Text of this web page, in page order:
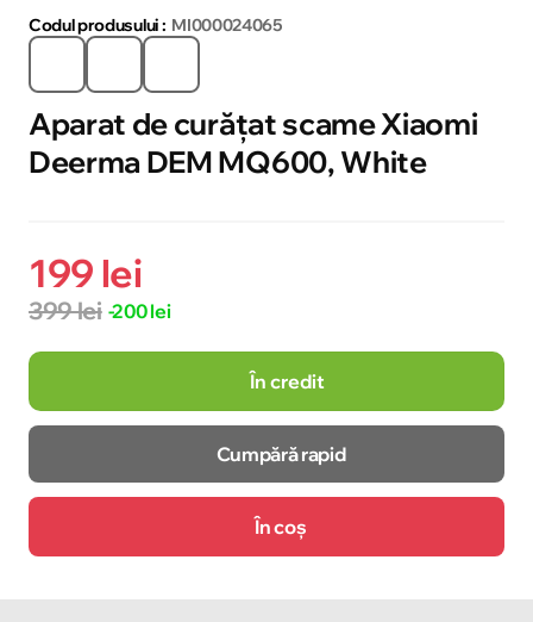
Codul produsului : MI000024065
Aparat de curățat scame Xiaomi
Deerma DEM MQ600, White
199 lei
399 lei -200 lei
În credit
Cumpără rapid
În coș